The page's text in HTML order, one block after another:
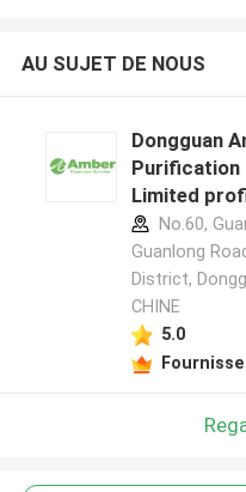
AU SUJET DE NOUS
Dongguan
Purification
Limited
No.60,
Guanlong
District,
CHINE
5.0